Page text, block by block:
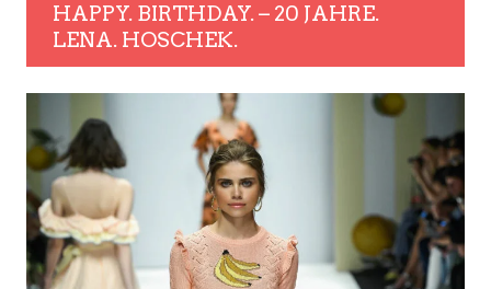
HAPPY. BIRTHDAY. – 20 JAHRE.
LENA. HOSCHEK.